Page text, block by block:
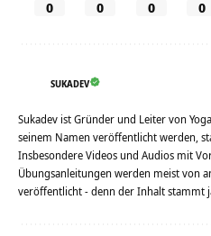
0 0 0 0
SUKADEV
Sukadev ist Gründer und Leiter von
seinem Namen veröffentlicht werden,
Insbesondere Videos und Audios mit
Übungsanleitungen werden meist von
veröffentlicht - denn der Inhalt stammt